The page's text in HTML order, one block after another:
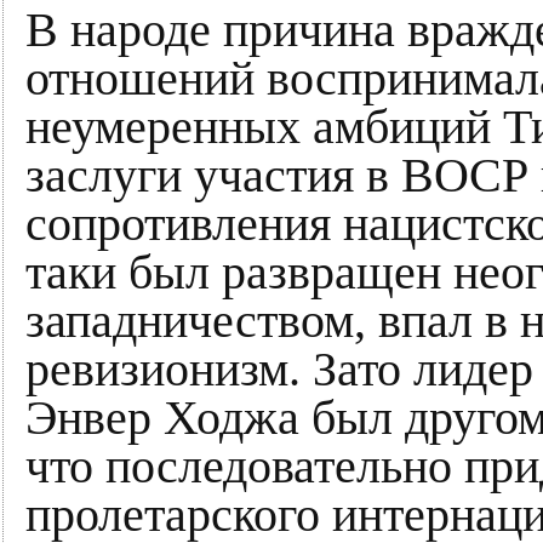
В народе причина
отношений
неумеренных амбиций
заслуги участия в
сопротивления
таки был развращен
западничеством, впал в
ревизионизм. Зато
Энвер Ходжа был
что последовательно
пролетарского